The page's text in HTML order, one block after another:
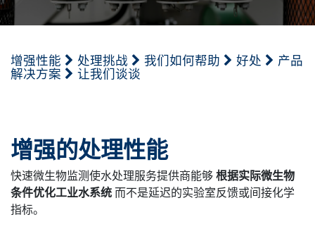
增强性能 处理挑战 我们如何帮助 好处 产品
解决方案 让我们谈谈
增强的处理性能
快速微生物监测使水处理服务提供商能够根据实际微生物
条件优化工业水系统而不是延迟的实验室反馈或间接化学
指标。